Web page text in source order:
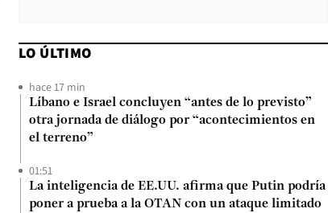
LO ÚLTIMO
hace 17 min
Líbano e Israel concluyen “antes de lo previsto”
otra jornada de diálogo por “acontecimientos en
el terreno”
01:51
La inteligencia de EE.UU. afirma que Putin podría
poner a prueba a la OTAN con un ataque limitado